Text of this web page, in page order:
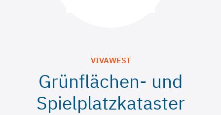
VIVAWEST
Grünflächen- und
Spielplatzkataster